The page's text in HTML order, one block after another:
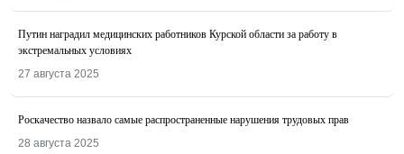
Путин наградил медицинских работников Курской области за работу в
экстремальных условиях
27 августа 2025
Роскачество назвалo самые распространенные нарушения трудовых прав
28 августа 2025